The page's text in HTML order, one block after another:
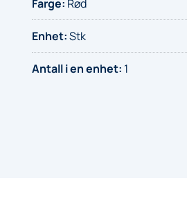
Farge: Rød
Enhet:Stk
Antall i en enhet: 1